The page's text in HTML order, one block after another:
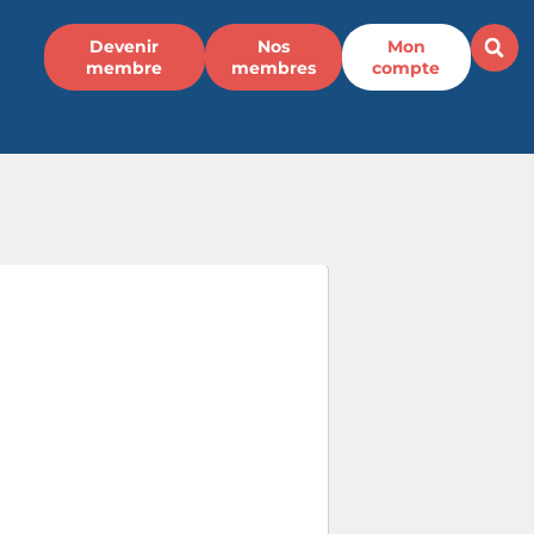
Devenir
membre
Nos
membres
Mon
compte